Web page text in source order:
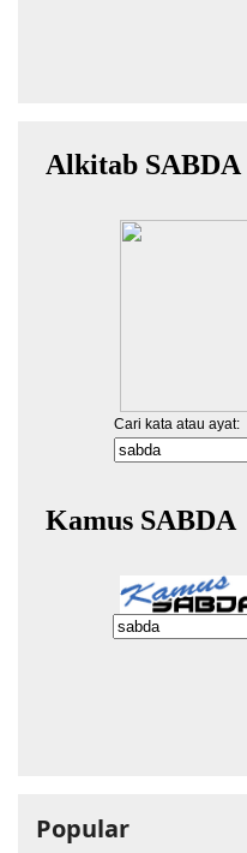
Popular